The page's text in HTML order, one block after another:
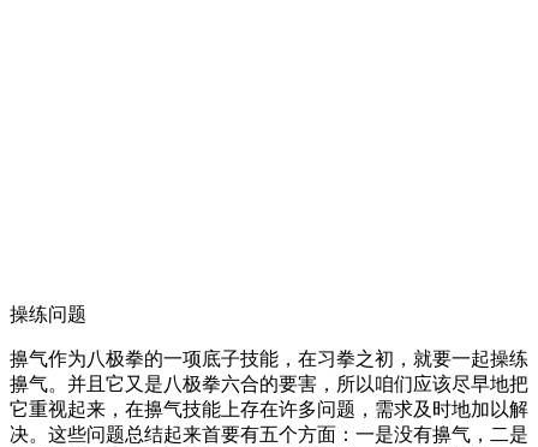
操练问题
擤气作为八极拳的一项底子技能，在习拳之初，就要一起操练
擤气。并且它又是八极拳六合的要害，所以咱们应该尽早地把
它重视起来，在擤气技能上存在许多问题，需求及时地加以解
决。这些问题总结起来首要有五个方面：一是没有擤气，二是